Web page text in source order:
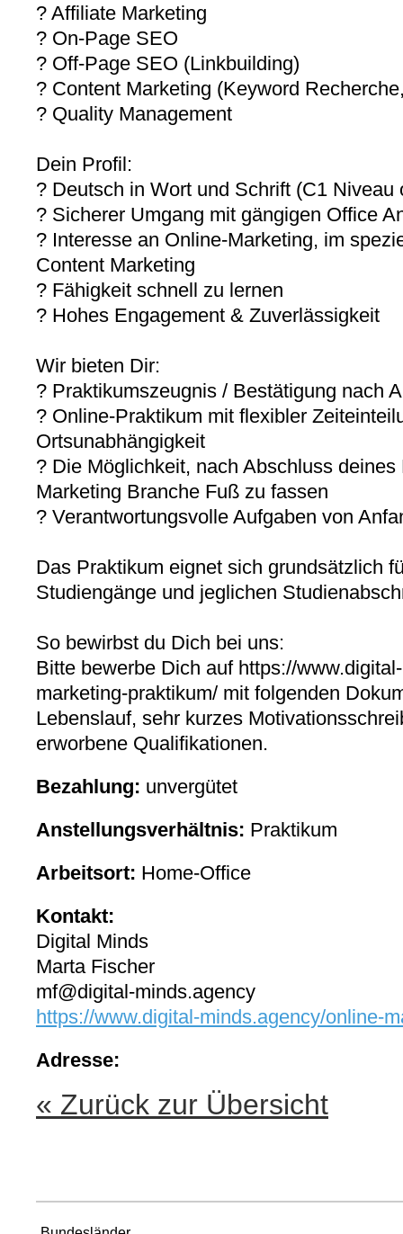
? Affiliate Marketing
? On-Page SEO
? Off-Page SEO (Linkbuilding)
? Content Marketing (Keyword
? Quality Management
Dein Profil:
? Deutsch in Wort und Schrift (C1 Niveau
? Sicherer Umgang mit gängigen Office
? Interesse an Online-Marketing, im
Content Marketing
? Fähigkeit schnell zu lernen
? Hohes Engagement & Zuverlässigkeit
Wir bieten Dir:
? Praktikumszeugnis / Bestätigung nach
? Online-Praktikum mit flexibler
Ortsunabhängigkeit
? Die Möglichkeit, nach Abschluss
Marketing Branche Fuß zu fassen
? Verantwortungsvolle Aufgaben von
Das Praktikum eignet sich grundsätzlich
Studiengänge und jeglichen
So bewirbst du Dich bei uns:
Bitte bewerbe Dich auf https://
marketing-praktikum/ mit folgenden
Lebenslauf, sehr kurzes
erworbene Qualifikationen.
Bezahlung: unvergütet
Anstellungsverhältnis: Praktikum
Arbeitsort: Home-Office
Kontakt:
Digital Minds
Marta Fischer
mf@digital-minds.agency
https://www.digital-minds.agency/online-
Adresse:
« Zurück zur Übersicht